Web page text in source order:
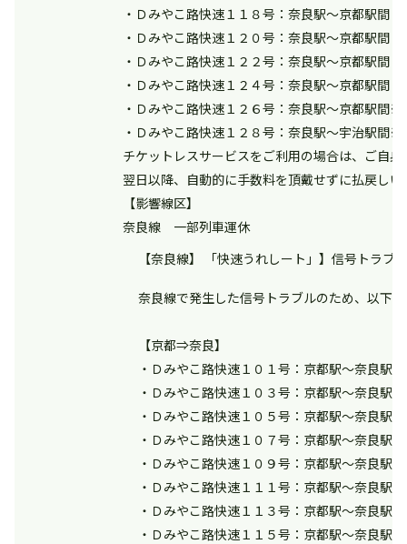
・Ｄみやこ路快速１１８号：奈良駅～京都駅間
・Ｄみやこ路快速１２０号：奈良駅～京都駅間
・Ｄみやこ路快速１２２号：奈良駅～京都駅間
・Ｄみやこ路快速１２４号：奈良駅～京都駅間
・Ｄみやこ路快速１２６号：奈良駅～京都駅間※
・Ｄみやこ路快速１２８号：奈良駅～宇治駅間※
チケットレスサービスをご利用の場合は、ご自
翌日以降、自動的に手数料を頂戴せずに払戻しい
【影響線区】
奈良線 一部列車運休
【奈良線】 「快速うれしート」】信号トラ
奈良線で発生した信号トラブルのため、以下
【京都⇒奈良】
・Ｄみやこ路快速１０１号：京都駅～奈良駅間
・Ｄみやこ路快速１０３号：京都駅～奈良駅間
・Ｄみやこ路快速１０５号：京都駅～奈良駅間
・Ｄみやこ路快速１０７号：京都駅～奈良駅間
・Ｄみやこ路快速１０９号：京都駅～奈良駅間
・Ｄみやこ路快速１１１号：京都駅～奈良駅間
・Ｄみやこ路快速１１３号：京都駅～奈良駅間
・Ｄみやこ路快速１１５号：京都駅～奈良駅間